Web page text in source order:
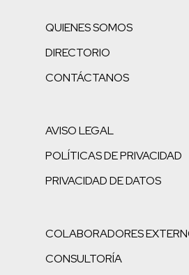
QUIENES SOMOS
DIRECTORIO
CONTÁCTANOS
AVISO LEGAL
POLÍTICAS DE PRIVACIDAD
PRIVACIDAD DE DATOS
COLABORADORES
CONSULTORÍA